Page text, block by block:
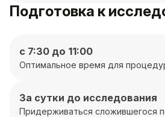
Подготовка к
с 7:30 до 11:00
Оптимальное время для
За сутки до исследования
Придерживаться сложившегося